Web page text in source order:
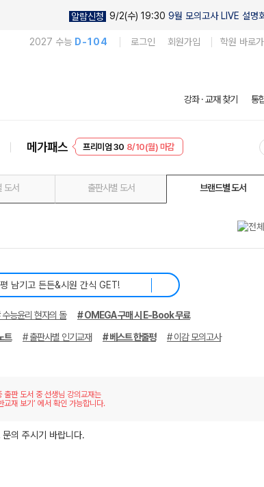
알람신청 9/2(수) 19:30 9월 모의고사 LIVE 설명회
2027 수능 D-104 로그인 회원가입 학원 바로가
강좌 · 교재 찾기 통
메가패스
EVENT 8/10(월) 마감
도서 출판사별 도서 브랜드별 도서
능윤리 현자의 돌
# OMEGA 구매 시 E-Book 무료
트 # 출판사별 인기교재 # 베스트 한줄평
# 이감 모의고사
출판 도서 중 선생님 강의교재는
교재 보기’ 에서 확인 가능합니다.
의 주시기 바랍니다.